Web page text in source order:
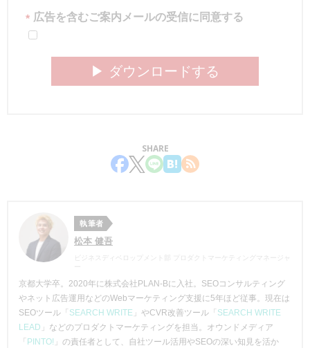
* 広告を含むご案内メールの受信に同意する
▶︎ ダウンロードする
SHARE
執筆者
松本 健吾
ビジネスディベロップメント部 プロダクトマーケティングマネージャ
京都大学卒。2020年に株式会社PLAN-Bに入社。SEOコンサルティング
やネット広告運用などのWebマーケティング支援に5年ほど従事。現在は
SEOツール「 SEARCH WRITE 」やCVR改善ツール「 SEARCH WRITE
LEAD 」などのプロダクトマーケティングを担当。オウンドメディア
「 PINTO! 」の責任者として、自社ツール活用やSEOの深い知見を活か